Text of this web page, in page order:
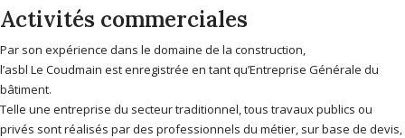
Activités commerciales
Par son expérience dans le domaine de la construction,
l’asbl Le Coudmain est enregistrée en tant qu’Entreprise Générale du
bâtiment.
Telle une entreprise du secteur traditionnel, tous travaux publics ou
privés sont réalisés par des professionnels du métier, sur base de devis,